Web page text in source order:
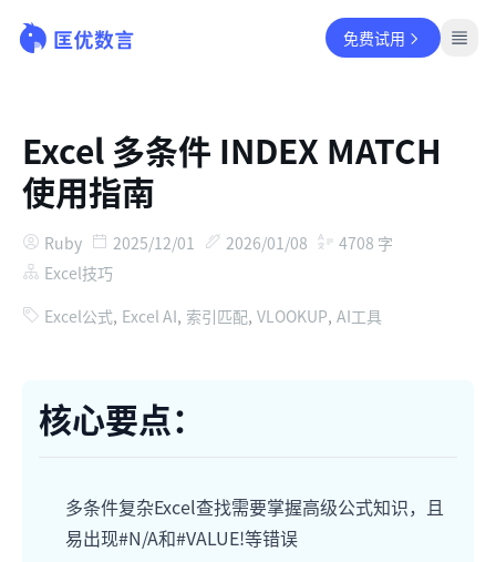
免费试用
Excel 多条件 INDEX MATCH
使用指南
Ruby 2025/12/01 2026/01/08 4708 字
Excel技巧
Excel公式, Excel AI, 索引匹配, VLOOKUP, AI工具
核心要点：
多条件复杂Excel查找需要掌握高级公式知识，且
易出现#N/A和#VALUE!等错误